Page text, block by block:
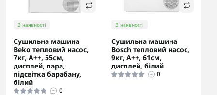
В наявності
Сушильна машина
Beko тепловий насос,
7кг, A++, 55см,
дисплей, пара,
підсвітка барабану,
білий
0
В наявності
Сушильна машина
Bosch тепловий насос,
9кг, A++, 61см,
дисплей, білий
0